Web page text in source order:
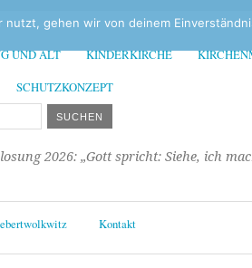
UND ALT KINDERKIRCHE
SCHUTZKONZEPT
2026: „Gott spricht: Siehe, ich
Kontakt
gehen wir von deinem